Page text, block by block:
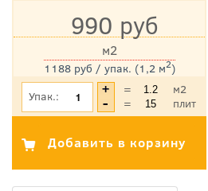
990 руб
1188 руб / упак. (1,2 м2)
м2
*Цена указана с учетом НДС
Упак.: =
м2
=
плит